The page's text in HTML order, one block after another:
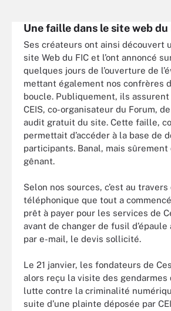
Une faille dans le site web du
Ses créateurs ont ainsi découvert
site Web du FIC et l’ont annoncé
quelques jours de l’ouverture de
mettant également nos confrères
boucle. Publiquement, ils assurent
CEIS, co-organisateur du Forum,
audit gratuit du site. Cette faille,
permettait d’accéder à la base de
participants. Banal, mais
gênant.
Selon nos sources, c’est au travers
téléphonique que tout a
prêt à payer pour les services de
avant de changer de fusil d’épaule
par e-mail, le devis sollicité.
Le 21 janvier, les fondateurs de
alors reçu la visite des gendarmes
lutte contre la criminalité
suite d’une plainte déposée par